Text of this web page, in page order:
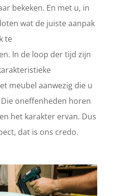
bekeken. En met u, in
wat de juiste aanpak
te
In de loop der tijd zijn
meubel aanwezig die u
oneffenheden horen
het karakter ervan. Dus
dat is ons credo.